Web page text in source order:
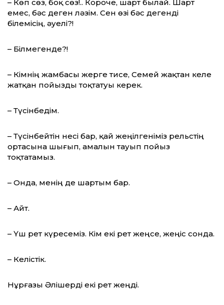
– Көп сөз, боқ сөз!.. Короче, шарт былай. Шарт
емес, бәс деген ләзім. Сен өзі бәс дегенді
білемісің, әуелі?!
– Білмегенде?!
– Кімнің жамбасы жерге тисе, Семей жақтан келе
жатқан пойызды тоқтатуы керек.
– Түсінбедім.
– Түсінбейтін несі бар, қай жеңілгеніміз рельстің
ортасына шығып, амалын тауып пойыз
тоқтатамыз.
– Онда, менің де шартым бар.
– Айт.
– Үш рет күресеміз. Кім екі рет жеңсе, жеңіс сонда.
– Келістік.
Нұрғазы Әлішерді екі рет жеңді.